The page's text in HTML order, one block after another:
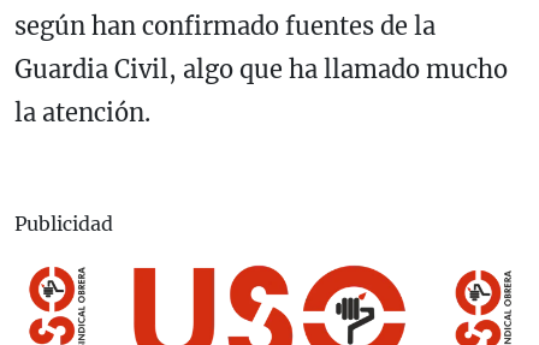
según han confirmado fuentes de la
Guardia Civil, algo que ha llamado mucho
la atención.
Publicidad